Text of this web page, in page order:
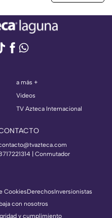
a más +
Videos
TV Azteca Internacional
| Conmutador
CookiesDerechosInversionistas
con nosotros
y cumplimiento